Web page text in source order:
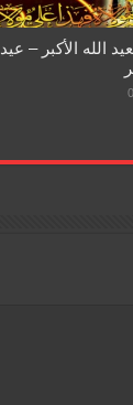
الله الأكبر – عيد